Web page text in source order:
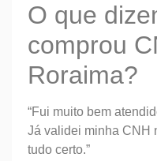
O que
comprou
Roraima?
“Fui muito bem
Já validei minha CNH
tudo certo.”